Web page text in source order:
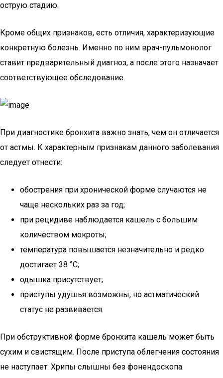
острую стадию.
Кроме общих признаков, есть отличия, характеризующие
конкретную болезнь. Именно по ним врач-пульмонолог
ставит предварительный диагноз, а после этого назначает
соответствующее обследование.
При диагностике бронхита важно знать, чем он отличается
от астмы. К характерным признакам данного заболевания
следует отнести:
обострения при хронической форме случаются не
чаще нескольких раз за год;
при рецидиве наблюдается кашель с большим
количеством мокроты;
температура повышается незначительно и редко
достигает 38 °С;
одышка присутствует;
приступы удушья возможны, но астматический
статус не развивается.
При обструктивной форме бронхита кашель может быть
сухим и свистящим. После приступа облегчения состояния
не наступает. Хрипы слышны без фонендоскопа.